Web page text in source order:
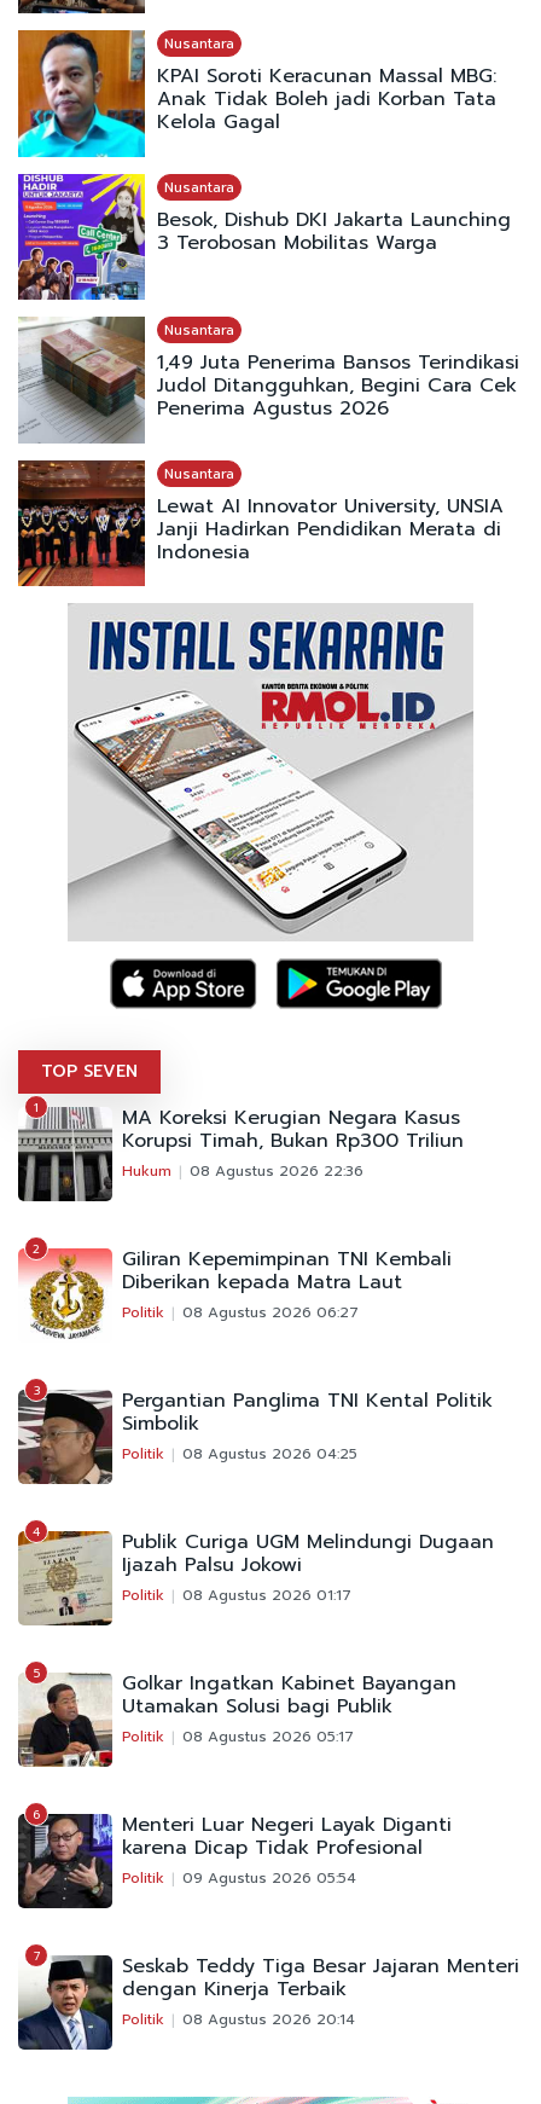
Nusantara
KPAI Soroti Keracunan Massal MBG:
Anak Tidak Boleh jadi Korban Tata
Kelola Gagal
Nusantara
Besok, Dishub DKI Jakarta Launching
3 Terobosan Mobilitas Warga
Nusantara
1,49 Juta Penerima Bansos Terindikasi
Judol Ditangguhkan, Begini Cara Cek
Penerima Agustus 2026
Nusantara
Lewat AI Innovator University, UNSIA
Janji Hadirkan Pendidikan Merata di
Indonesia
TOP SEVEN
1 MA Koreksi Kerugian Negara Kasus
Korupsi Timah, Bukan Rp300 Triliun
Hukum 08 Agustus 2026 22:36
2 Giliran Kepemimpinan TNI Kembali
Diberikan kepada Matra Laut
Politik 08 Agustus 2026 06:27
3 Pergantian Panglima TNI Kental Politik
Simbolik
Politik 08 Agustus 2026 04:25
4 Publik Curiga UGM Melindungi Dugaan
Ijazah Palsu Jokowi
Politik 08 Agustus 2026 01:17
5 Golkar Ingatkan Kabinet Bayangan
Utamakan Solusi bagi Publik
Politik 08 Agustus 2026 05:17
6 Menteri Luar Negeri Layak Diganti
karena Dicap Tidak Profesional
Politik 09 Agustus 2026 05:54
7 Seskab Teddy Tiga Besar Jajaran Menteri
dengan Kinerja Terbaik
Politik 08 Agustus 2026 20:14